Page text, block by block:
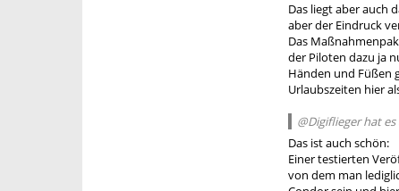
Das liegt aber auch
aber der Eindruck
Das
der Piloten dazu ja
Händen und Füßen
Urlaubszeiten hier
@Digiflieger hat
Das ist auch schön:
Einer testierten
von dem man